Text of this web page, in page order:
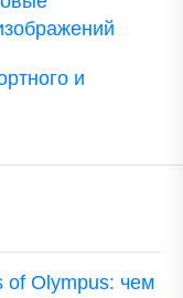
и
of Olympus: чем